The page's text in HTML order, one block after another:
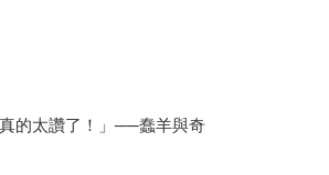
的太讚了！」──蠢羊與奇